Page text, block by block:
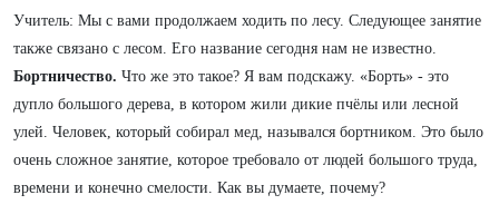
Учитель: Мы с вами продолжаем ходить по лесу. Следующее занятие
также связано с лесом. Его название сегодня нам не известно.
Бортничество. Что же это такое? Я вам подскажу. «Борть» - это
дупло большого дерева, в котором жили дикие пчёлы или лесной
улей. Человек, который собирал мед, назывался бортником. Это было
очень сложное занятие, которое требовало от людей большого труда,
времени и конечно смелости. Как вы думаете, почему?